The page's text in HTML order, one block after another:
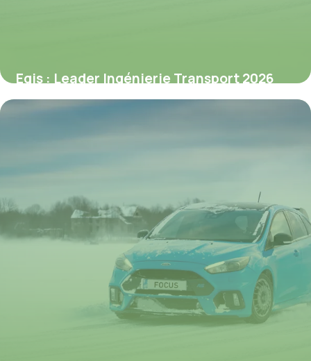
Egis : Leader Ingénierie Transport 2026
2 juillet 2026